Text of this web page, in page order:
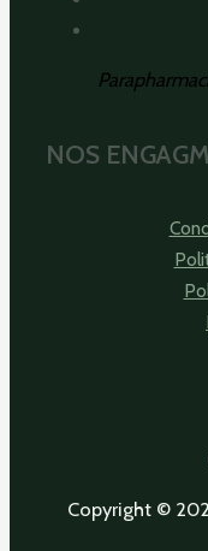
NOS
Copyright ©